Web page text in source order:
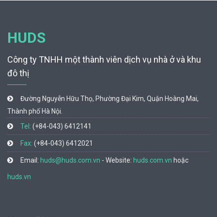
HUDS
Công ty TNHH một thành viên dịch vụ nhà ở và khu
đô thị
Đường Nguyễn Hữu Thọ, Phường Đại Kim, Quận Hoàng Mai,
Thành phố Hà Nội.
Tel: (+84-043) 6412141
Fax: (+84-043) 6412021
Email: huds@huds.com.vn - Website: huds.com.vn hoặc
huds.vn